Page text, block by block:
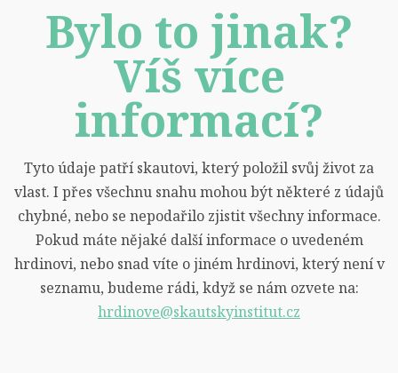
Bylo to jinak?
Víš více
informací?
Tyto údaje patří skautovi, který položil svůj život za
vlast. I přes všechnu snahu mohou být některé z údajů
chybné, nebo se nepodařilo zjistit všechny informace.
Pokud máte nějaké další informace o uvedeném
hrdinovi, nebo snad víte o jiném hrdinovi, který není v
seznamu, budeme rádi, když se nám ozvete na:
hrdinove@skautskyinstitut.cz